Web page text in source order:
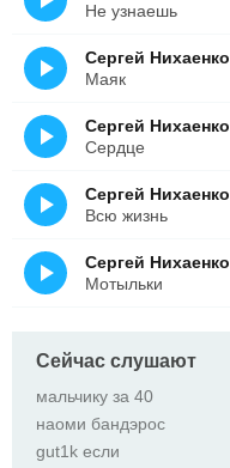
Не узнаешь
Сергей Нихаенко
Маяк
Сергей Нихаенко
Сердце
Сергей Нихаенко
Всю жизнь
Сергей Нихаенко
Мотыльки
Сейчас слушают
мальчику за 40
наоми бандэрос
gut1k если